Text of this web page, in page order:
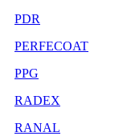
PDR
PERFECOAT
PPG
RADEX
RANAL